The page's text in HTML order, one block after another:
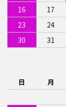
16
17
23
24
30
31
日
月